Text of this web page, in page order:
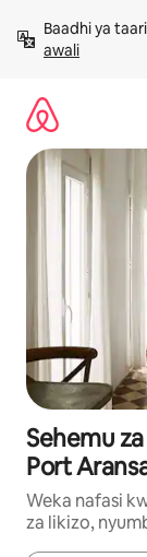
kwenda
kwenye
Baadhi ya
awali
Sehemu
Port
Weka nafasi
za likizo,